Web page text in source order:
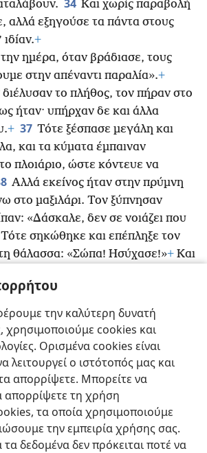
την καλύτερη δυνατή
χρησιμοποιούμε cookies και
Ορισμένα cookies είναι
λειτουργεί ο ιστότοπός μας και
απορρίψετε. Μπορείτε να
απορρίψετε τη χρήση
τα οποία χρησιμοποιούμε
την εμπειρία χρήσης σας.
δεδομένα δεν πρόκειται ποτέ να
34 Και χωρίς παραβολή
αλλά εξηγούσε τα πάντα στους
+
ημέρα, όταν βράδιασε, τους
στην απέναντι παραλία».+
το πλήθος, τον πήραν στο
ήταν· υπήρχαν δε και άλλα
+ 37 Τότε ξέσπασε μεγάλη και
και τα κύματα έμπαιναν
πλοιάριο, ώστε κόντευε να
Αλλά εκείνος ήταν στην πρύμνη
στο μαξιλάρι. Τον ξύπνησαν
«Δάσκαλε, δεν σε νοιάζει που
Τότε σηκώθηκε και επέπληξε τον
θάλασσα: «Σώπα! Ησύχασε!»+ Και
«Γιατί φοβάστε τόσο πολύ;
πίστη;»
Αλλά αυτοί ένιωσαν
και έλεγαν ο ένας στον άλλον:
αυτός που ακόμη και ο άνεμος
υπακούν;» +
Κοινή Χρήση Προτιμήσεις